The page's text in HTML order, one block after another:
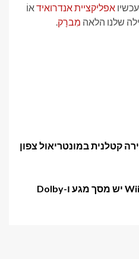
אפליקציית אנדרואידאוֹ
שלנו הלאה מִברָק.
קטלנית במונטריאול צפון
לסרגל הקול הראשון של WiiM יש מסך מגע ו-Dolby